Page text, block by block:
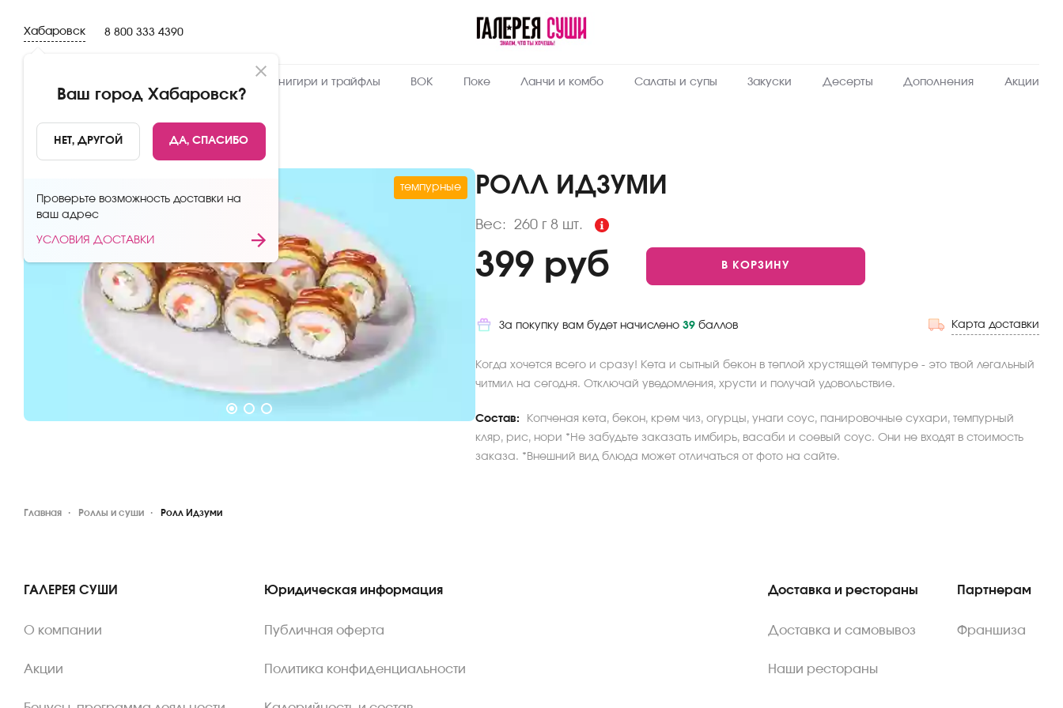
Хабаровск
Ваш город Хабаровск?
НЕТ, ДРУГОЙ ДА, СПАСИБО
Проверьте возможность доставки на
ваш адрес
УСЛОВИЯ ДОСТАВКИ
8 800 333 4390
Онигири и трайфлы ВОК Поке Ланчи и комбо Салаты и супы Закуски Десерты Дополнения Акции
НАЗАД
темпурные РОЛЛ ИДЗУМИ
Вес: 260 г8 шт.
Пищевая
260
Вес, г
292 Ккал
399 руб В КОРЗИНУ
За покупку вам будет начислено 39 баллов Карта доставки
Когда хочется всего и сразу! Кета и сытный бекон в теплой хрустящей темпуре - это твой легальный
читмил на сегодня. Отключай уведомления, хрусти и получай удовольствие.
Состав:
Копченая кета, бекон, крем чиз, огурцы, унаги соус, панировочные сухари, темпурный
кляр, рис, нори *Не забудьте заказать имбирь, васаби и соевый соус. Они не входят в стоимость
заказа. *Внешний вид блюда может отличаться от фото на сайте.
Главная Роллы и суши Ролл Идзуми
ГАЛЕРЕЯ СУШИ
О компании
Акции
Юридическая информация
Публичная оферта
Политика конфиденциальности
Доставка и рестораны
Доставка и самовывоз
Наши рестораны
Партнерам
Франшиза